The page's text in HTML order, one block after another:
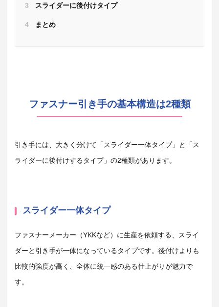
3 スライダーに後付けタイプ
4 まとめ
ファスナー引き手の基本構造は2種類
引き手には、大きく分けて「スライダー一体タイプ」と「ス
ライダーに後付けするタイプ」の2種類があります。
スライダー一体タイプ
ファスナーメーカー（YKKなど）に生産を依頼する、スライ
ダーと引き手が一体になっているタイプです。後付けよりも
比較的強度が高く、全体に統一感のある仕上がりが魅力で
す。